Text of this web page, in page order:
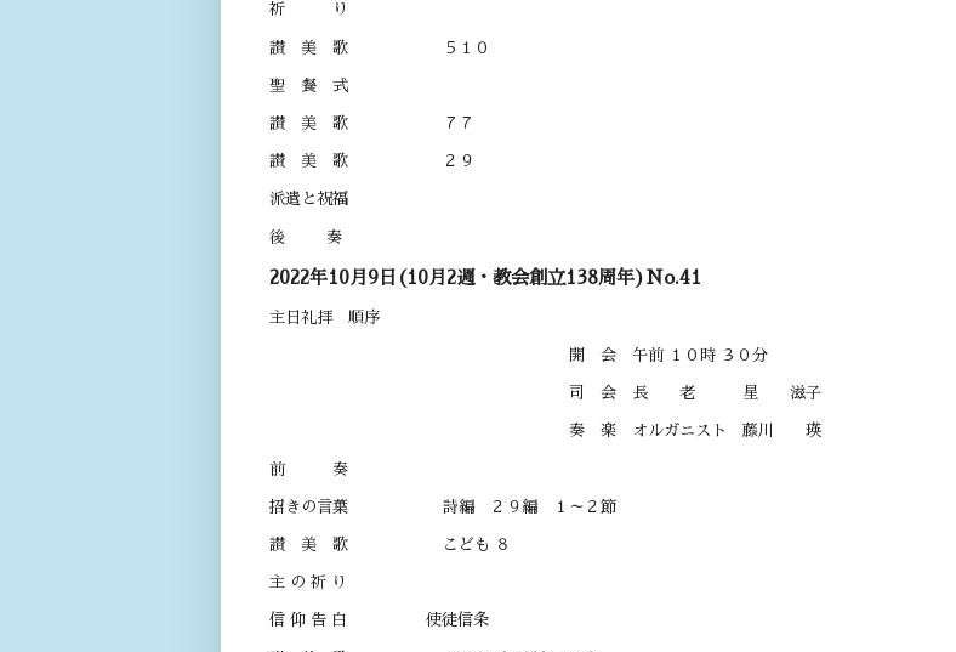
祈 り
讃 美 歌 ５１０
聖 餐 式
讃 美 歌 ７７
讃 美 歌 ２９
派遣と祝福
後 奏
2022年10月9日(10月2週・教会創立138周年)No.41
主日礼拝 順序
開 会 午前 １０時 ３０分
司 会 長 老 星 滋子
奏 楽 オルガニスト 藤川 瑛
前 奏
招きの言葉 詩編 ２９編 １～２節
讃 美 歌 こども ８
主 の 祈 り
信 仰 告 白 使徒信条